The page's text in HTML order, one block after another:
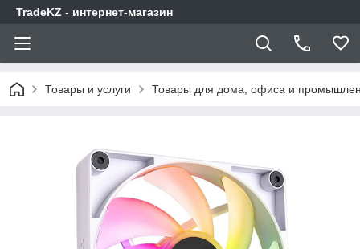
TradeKZ - интернет-магазин
Товары и услуги Товары для дома, офиса и